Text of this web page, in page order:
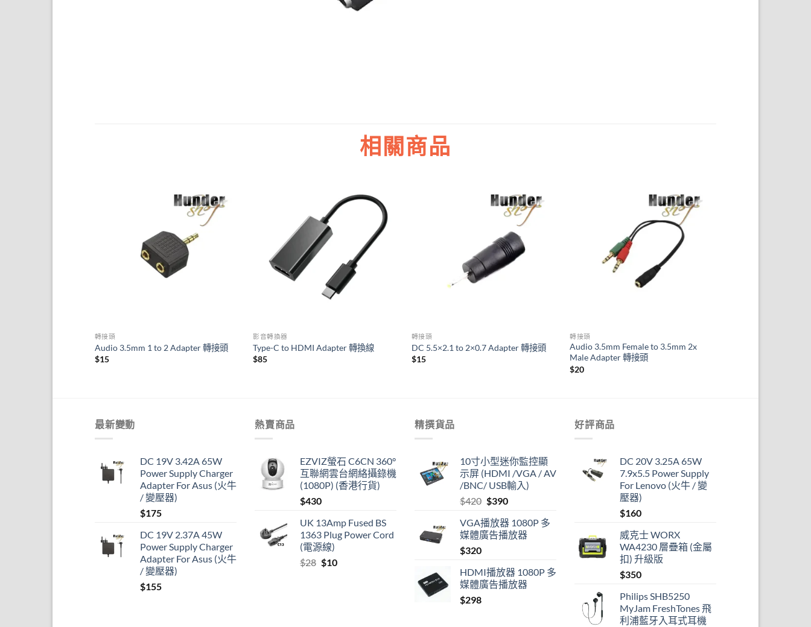
相關商品
轉接頭
Audio 3.5mm 1 to 2 Adapter 轉接頭
$15
影音轉換器
Type-C to HDMI Adapter 轉換線
$85
轉接頭
DC 5.5×2.1 to 2×0.7 Adapter 轉接頭
$15
轉接頭
Audio 3.5mm Female to 3.5mm 2x
Male Adapter 轉接頭
$20
最新變動
DC 19V 3.42A 65W
Power Supply Charger
Adapter For Asus (火牛
/ 變壓器)
$175
DC 19V 2.37A 45W
Power Supply Charger
Adapter For Asus (火牛
/ 變壓器)
$155
熱賣商品
EZVIZ螢石 C6CN 360°
互聯網雲台網絡攝錄機
(1080P) (香港行貨)
$430
UK 13Amp Fused BS
1363 Plug Power Cord
(電源線)
$28 Original
$10Current
精撰貨品
10寸小型迷你監控顯
示屏 (HDMI /VGA / AV
/BNC/ USB輸入)
$420 Original
was:
$420.
$390Current
is:
$390.
VGA播放器 1080P 多
媒體廣告播放器
$320
HDMI播放器 1080P 多
媒體廣告播放器
$298
好評商品
DC 20V 3.25A 65W
7.9x5.5 Power Supply
For Lenovo (火牛 / 變
壓器)
$160
威克士 WORX
WA4230 層疊箱 (金屬
扣) 升級版
$350
Philips SHB5250
MyJam FreshTones 飛
利浦藍牙入耳式耳機